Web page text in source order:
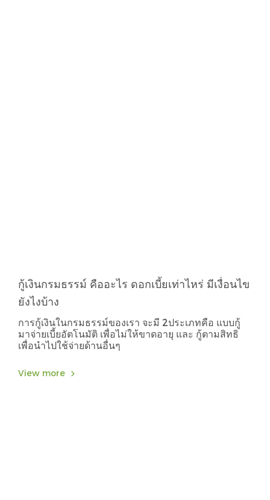
กู้เงินกรมธรรม์ คืออะไร ดอกเบี้ยเท่าไหร่ มีเงื่อนไข
ยังไงบ้าง
การกู้เงินในกรมธรรม์ของเรา จะมี 2ประเภทคือ แบบกู้
มาจ่ายเบี้ยอัตโนมัติ เพื่อไม่ให้ขาดอายุ และ กู้ตามสิทธิ
เพื่อนำไปใช้จ่ายด้านอื่นๆ
View more